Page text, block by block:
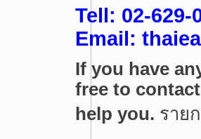
Tell: 02-629-
Email:
If you have
free to
help you. ราย